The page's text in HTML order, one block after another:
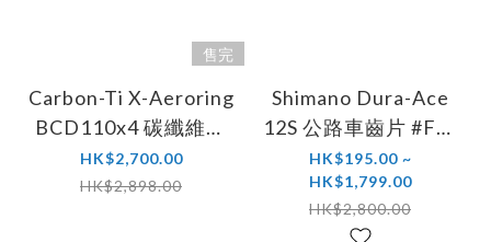
售完
Carbon-Ti X-Aeroring
BCD110x4 碳纖維齒
片 (DA9200系列適用)
HK$2,700.00
HK$2,898.00
Shimano Dura-Ace
12S 公路車齒片 #FC-
R9200
HK$195.00 ~
HK$1,799.00
HK$2,800.00